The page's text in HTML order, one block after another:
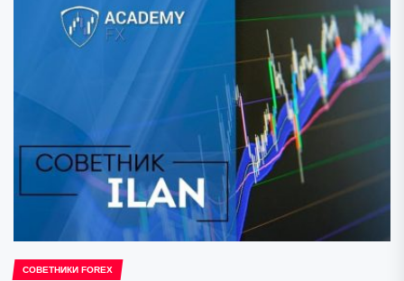
СОВЕТНИКИ FOREX